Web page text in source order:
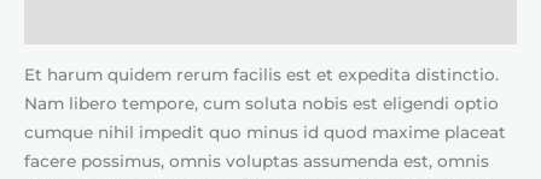
Et harum quidem rerum facilis est et expedita distinctio.
Nam libero tempore, cum soluta nobis est eligendi optio
cumque nihil impedit quo minus id quod maxime placeat
facere possimus, omnis voluptas assumenda est, omnis